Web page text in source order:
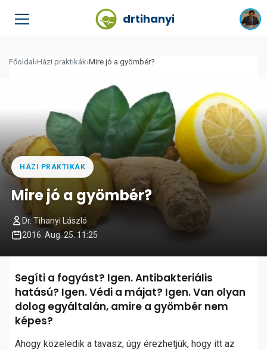
drtihanyi
Főoldal ›Házi praktikák›Mire jó a gyömbér?
HÁZI PRAKTIKÁK
Mire jó a gyömbér?
Dr. Tihanyi László
2016. Aug. 25. 11:25
Segíti a fogyást? Igen. Antibakteriális
hatású? Igen. Védi a májat? Igen. Van olyan
dolog egyáltalán, amire a gyömbér nem
képes?
Ahogy közeledik a tavasz, úgy érezhetjük, hogy itt az